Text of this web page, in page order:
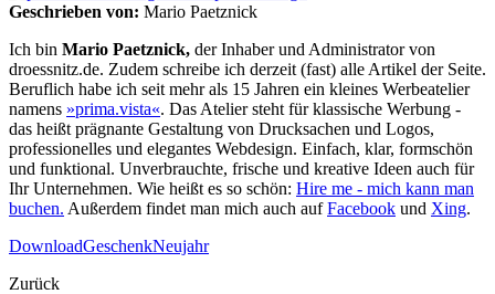
Geschrieben von: Mario Paetznick
Ich bin Mario Paetznick, der Inhaber und Administrator von
droessnitz.de. Zudem schreibe ich derzeit (fast) alle Artikel der Seite.
Beruflich habe ich seit mehr als 15 Jahren ein kleines Werbeatelier
namens »prima.vista«. Das Atelier steht für klassische Werbung -
das heißt prägnante Gestaltung von Drucksachen und Logos,
professionelles und elegantes Webdesign. Einfach, klar, formschön
und funktional. Unverbrauchte, frische und kreative Ideen auch für
Ihr Unternehmen. Wie heißt es so schön: Hire me - mich kann man
buchen. Außerdem findet man mich auch aufFacebook und Xing.
DownloadGeschenkNeujahr
Zurück